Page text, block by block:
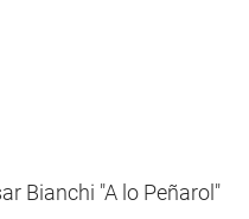
Bianchi "A lo Peñarol"